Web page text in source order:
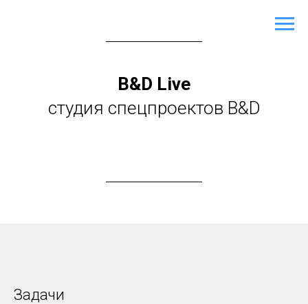
B&D Live
студия спецпроектов B&D
Задачи